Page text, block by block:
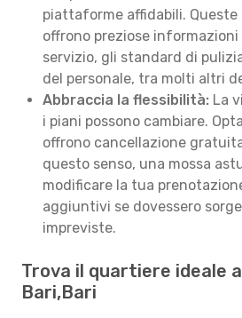
piattaforme affidabili.
offrono preziose
servizio, gli standard di
del personale, tra molti altri
Abbraccia la flessibilità: La
i piani possono cambiare.
offrono cancellazione
questo senso, una mossa
modificare la tua
aggiuntivi se dovessero
impreviste.
Trova il quartiere ideale
Bari,Bari